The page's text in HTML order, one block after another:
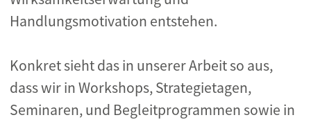
Handlungsmotivation entstehen.
Konkret sieht das in unserer Arbeit so aus,
dass wir in Workshops, Strategietagen,
Seminaren, und Begleitprogrammen sowie in